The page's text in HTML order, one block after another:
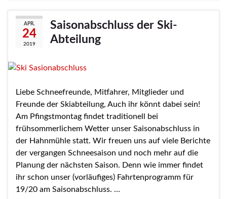
APR.
24
2019
Saisonabschluss der Ski-
Abteilung
Liebe Schneefreunde, Mitfahrer, Mitglieder und
Freunde der Skiabteilung, Auch ihr könnt dabei sein!
Am Pfingstmontag findet traditionell bei
frühsommerlichem Wetter unser Saisonabschluss in
der Hahnmühle statt. Wir freuen uns auf viele Berichte
der vergangen Schneesaison und noch mehr auf die
Planung der nächsten Saison. Denn wie immer findet
ihr schon unser (vorläufiges) Fahrtenprogramm für
19/20 am Saisonabschluss. …